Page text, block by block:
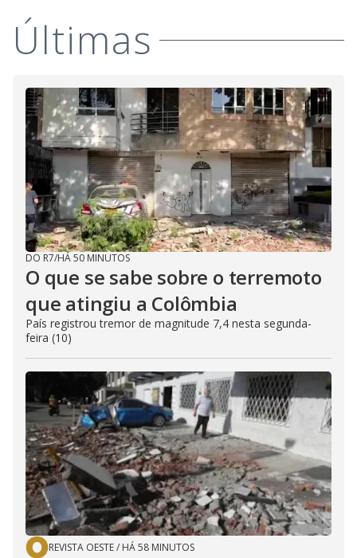
Últimas
DO R7/HÁ 50 MINUTOS
O que se sabe sobre o terremoto
que atingiu a Colômbia
País registrou tremor de magnitude 7,4 nesta segunda-
feira (10)
REVISTA OESTE/ HÁ 58 MINUTOS